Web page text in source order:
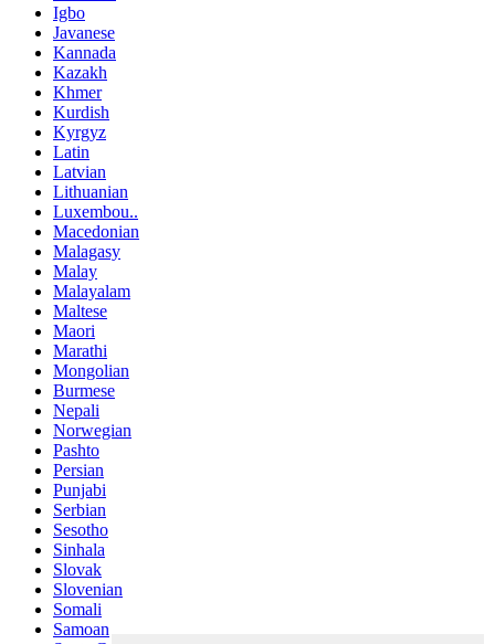
Igbo
Javanese
Kannada
Kazakh
Khmer
Kurdish
Kyrgyz
Latin
Latvian
Lithuanian
Luxembou..
Macedonian
Malagasy
Malay
Malayalam
Maltese
Maori
Marathi
Mongolian
Burmese
Nepali
Norwegian
Pashto
Persian
Punjabi
Serbian
Sesotho
Sinhala
Slovak
Slovenian
Somali
Samoan